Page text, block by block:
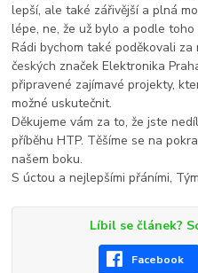
lepší, ale také zářivější a plná
lépe, ne, že už bylo a podle toho
Rádi bychom také poděkovali
českých značek Elektronika
připravené zajímavé projekty,
možné uskutečnit.
Děkujeme vám za to, že jste
příběhu HTP. Těšíme se na
našem boku.
S úctou a nejlepšími přáními,
Líbil se článek?
Facebook